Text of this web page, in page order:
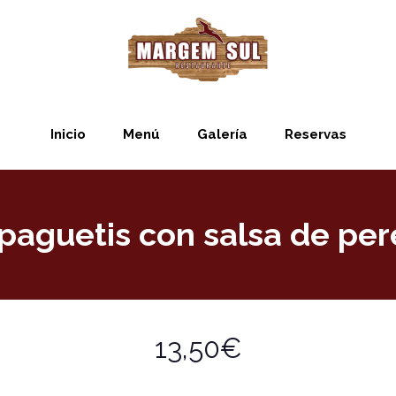
Inicio Menú Galería Reservas
con salsa de
13,50€